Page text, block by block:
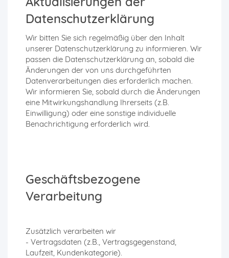
Datenschutzerklärung
Wir bitten Sie sich regelmäßig über den Inhalt
unserer Datenschutzerklärung zu informieren. Wir
passen die Datenschutzerklärung an, sobald die
Änderungen der von uns durchgeführten
Datenverarbeitungen dies erforderlich machen.
Wir informieren Sie, sobald durch die Änderungen
eine Mitwirkungshandlung Ihrerseits (z.B.
Einwilligung) oder eine sonstige individuelle
Benachrichtigung erforderlich wird.
Geschäftsbezogene
Verarbeitung
Zusätzlich verarbeiten wir
- Vertragsdaten (z.B., Vertragsgegenstand,
Laufzeit, Kundenkategorie).